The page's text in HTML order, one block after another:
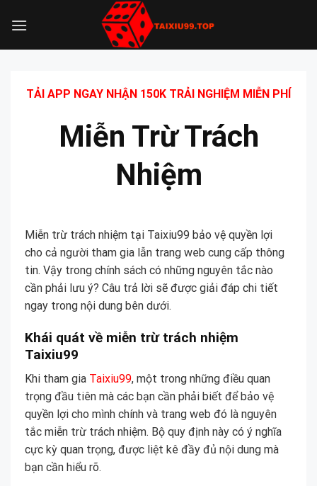
qua
TẢI APP NGAY NHẬN 150K TRẢI NGHIỆM MIỄN PHÍ
Miễn Trừ Trách
Nhiệm
Miễn trừ trách nhiệm tại Taixiu99 bảo vệ quyền lợi
cho cả người tham gia lẫn trang web cung cấp thông
tin. Vậy trong chính sách có những nguyên tắc nào
cần phải lưu ý? Câu trả lời sẽ được giải đáp chi tiết
ngay trong nội dung bên dưới.
Khái quát về miễn trừ trách nhiệm
Taixiu99
Khi tham gia Taixiu99, một trong những điều quan
trọng đầu tiên mà các bạn cần phải biết để bảo vệ
quyền lợi cho mình chính và trang web đó là nguyên
tắc miễn trừ trách nhiệm. Bộ quy định này có ý nghĩa
cực kỳ quan trọng, được liệt kê đầy đủ nội dung mà
bạn cần hiểu rõ.